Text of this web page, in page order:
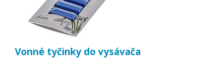
Vonné tyčinky do vysávača